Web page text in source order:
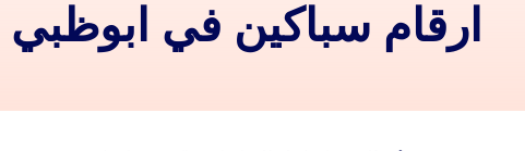
ارقام سباكين في ابوظبي